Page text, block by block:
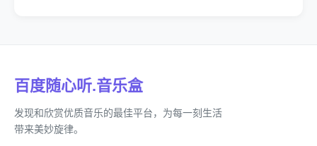
百度随心听.音乐盒
发现和欣赏优质音乐的最佳平台，为每一刻生活
带来美妙旋律。